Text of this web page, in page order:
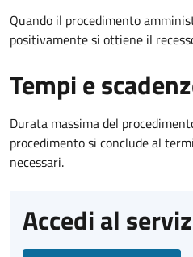
Quando il procedimento
positivamente si ottiene il
Tempi e
Durata massima del
procedimento si conclude al
necessari.
Accedi al